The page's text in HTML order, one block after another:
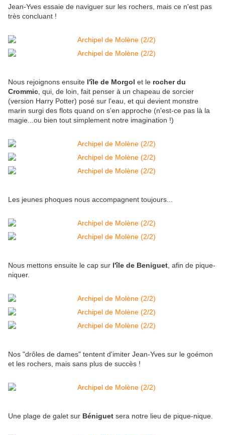
Jean-Yves essaie de naviguer sur les rochers, mais ce n'est pas
très concluant !
Nous rejoignons ensuite l'île de Morgol et le rocher du
Crommic , qui, de loin, fait penser à un chapeau de sorcier
(version Harry Potter) posé sur l'eau, et qui devient monstre
marin surgi des flots quand on s'en approche (n'est-ce pas là la
magie...ou bien tout simplement notre imagination !)
Les jeunes phoques nous accompagnent toujours...
Nous mettons ensuite le cap sur l'île de Beniguet , afin de pique-
niquer.
Nos "drôles de dames" tentent d'imiter Jean-Yves sur le goémon
et les rochers, mais sans plus de succès !
Une plage de galet sur Béniguet sera notre lieu de pique-nique.